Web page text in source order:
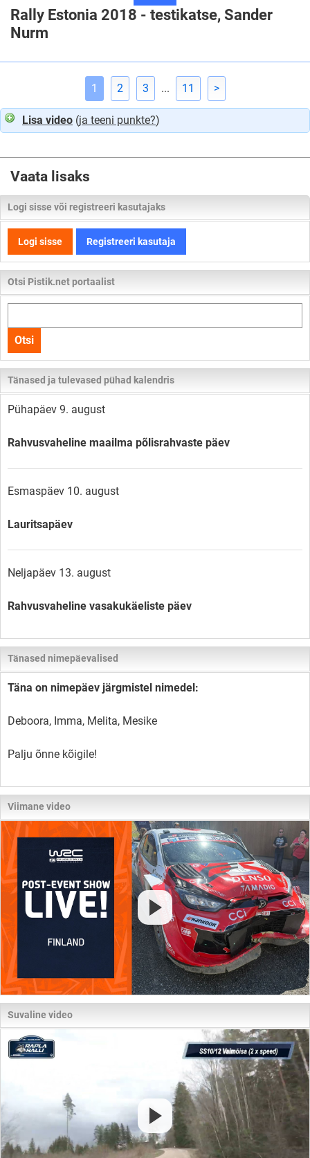
Estonia
testikatse,
Sander
Nurm
Rally Estonia 2018 - testikatse, Sander
Nurm
1 2 3 ... 11 >
Lisa video (ja teeni punkte?)
Vaata lisaks
Logi sisse või registreeri kasutajaks
Logi sisse Registreeri kasutaja
Otsi Pistik.net portaalist
kogu
lehelt
Otsi
Tänased ja tulevased pühad kalendris
Pühapäev 9. august
Rahvusvaheline maailma põlisrahvaste päev
Esmaspäev 10. august
Lauritsapäev
Neljapäev 13. august
Rahvusvaheline vasakukäeliste päev
Tänased nimepäevalised
Täna on nimepäev järgmistel nimedel:
Deboora, Imma, Melita, Mesike
Palju õnne kõigile!
Viimane video
Suvaline video